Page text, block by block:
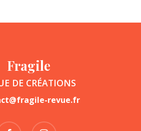
Fragile
DE CRÉATIONS
revue.fr
instagram